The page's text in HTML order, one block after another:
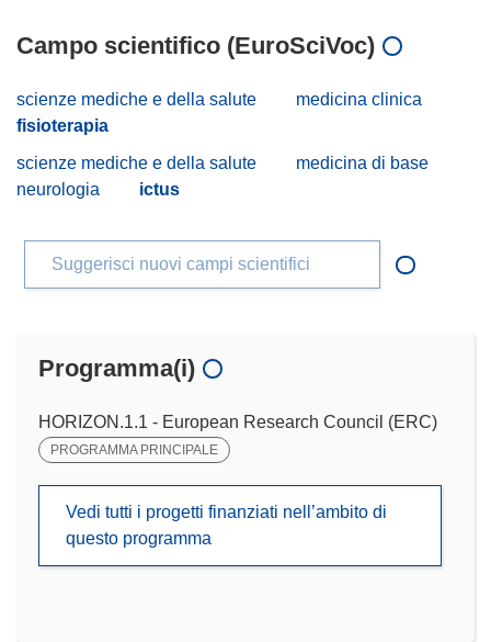
Campo scientifico (EuroSciVoc)
scienze mediche e della salute
medicina clinica
fisioterapia
scienze mediche e della salute
medicina di base
neurologia
ictus
Suggerisci nuovi campi scientifici
Programma(i)
HORIZON.1.1 - European Research Council (ERC)
PROGRAMMA PRINCIPALE
Vedi tutti i progetti finanziati nell’ambito di
questo programma